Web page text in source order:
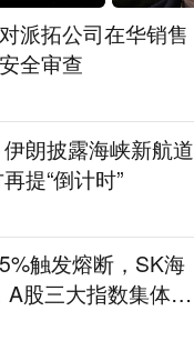
派拓公司在华销售
全审查
朗披露海峡新航道
提“倒计时”
触发熔断，SK海
A股三大指数集体低